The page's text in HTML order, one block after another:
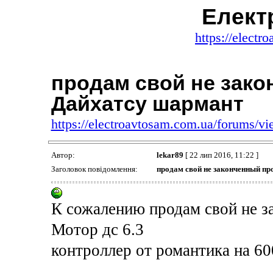
https://
продам свой не
Дайхатсу шармант
https://electroavtosam.com.ua/forums/
Автор: lekar89 [ 22 лип 2016, 11:22 ]
Заголовок повідомлення:
продам свой не законченный
К сожалению продам свой не
Мотор дс 6.3
контроллер от романтика на